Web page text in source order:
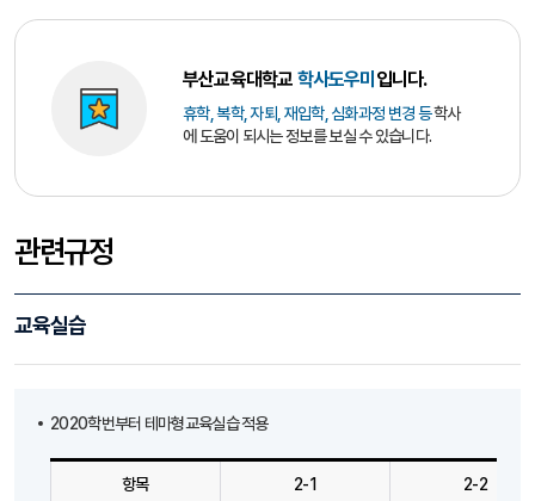
부산교육대학교 학사도우미 입니다.
휴학, 복학, 자퇴, 재입학, 심화과정 변경 등학사
에 도움이 되시는 정보를 보실 수 있습니다.
관련규정
교육실습
2020학번부터 테마형교육실습 적용
항목 2-1 2-2